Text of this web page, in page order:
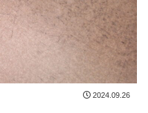
2024.09.26